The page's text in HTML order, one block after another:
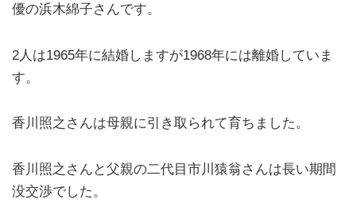
優の浜木綿子さんです。
2人は1965年に結婚しますが1968年には離婚していま
す。
香川照之さんは母親に引き取られて育ちました。
香川照之さんと父親の二代目市川猿翁さんは長い期間
没交渉でした。